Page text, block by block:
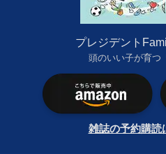
プレジデント
頭のいい子が育つ
雑誌の予約購読